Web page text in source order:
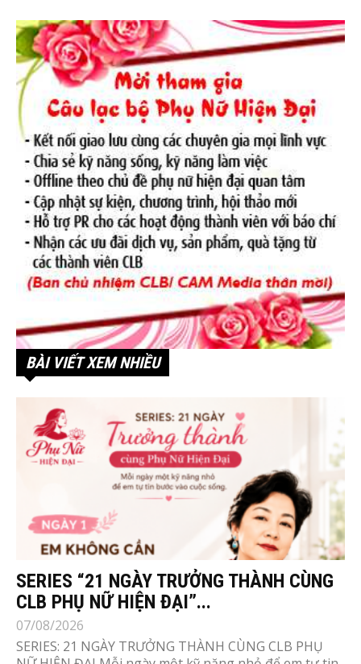
BÀI VIẾT XEM NHIỀU
SERIES “21 NGÀY TRƯỞNG THÀNH CÙNG
CLB PHỤ NỮ HIỆN ĐẠI”...
07/08/2026
SERIES: 21 NGÀY TRƯỞNG THÀNH CÙNG CLB PHỤ